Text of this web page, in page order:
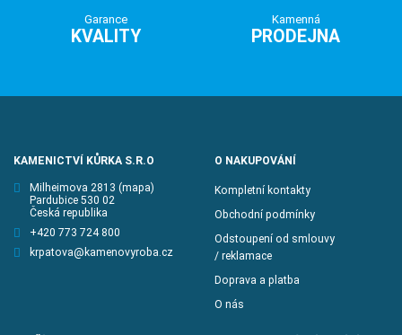
Garance
KVALITY
Kamenná
PRODEJNA
KAMENICTVÍ KŮRKA S.R.O
Milheimova 2813 (mapa)
Pardubice 530 02
Česká republika
+420 773 724 800
krpatova@kamenovyroba.cz
O NAKUPOVÁNÍ
Kompletní kontakty
Obchodní podmínky
Odstoupení od smlouvy
/ reklamace
Doprava a platba
O nás